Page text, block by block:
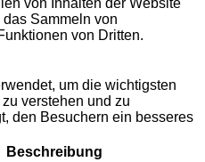
Sammeln von
von Dritten.
um die wichtigsten
verstehen und zu
den Besuchern ein besseres
Beschreibung